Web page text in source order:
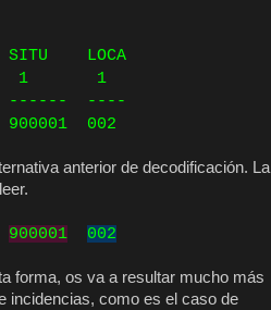
1 1
----
002
anterior de decodificación. La
900001 002
forma, os va a resultar mucho más
incidencias, como es el caso de